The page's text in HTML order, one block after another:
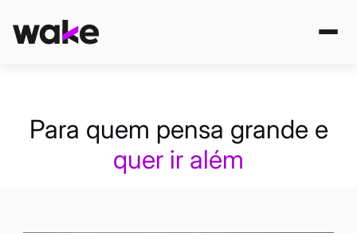
Para quem pensa grande e
quer ir além